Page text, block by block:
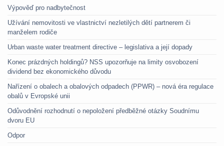
Výpověď pro nadbytečnost
Užívání nemovitosti ve vlastnictví nezletilých dětí partnerem či
manželem rodiče
Urban waste water treatment directive – legislativa a její dopady
Konec prázdných holdingů? NSS upozorňuje na limity osvobození
dividend bez ekonomického důvodu
Nařízení o obalech a obalových odpadech (PPWR) – nová éra regulace
obalů v Evropské unii
Odůvodnění rozhodnutí o nepoložení předběžné otázky Soudnímu
dvoru EU
Odpor